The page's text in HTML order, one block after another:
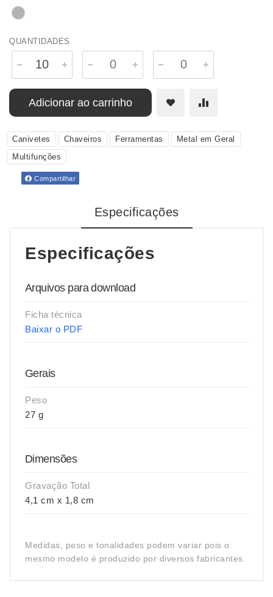
QUANTIDADES
Adicionar ao carrinho
Canivetes Chaveiros Ferramentas
Metal em Geral
Multifunções
Compartilhar
Especificações
Especificações
Arquivos para download
Ficha técnica
Baixar o PDF
Gerais
Peso
27 g
Dimensões
Gravação Total
4,1 cm x 1,8 cm
Medidas, peso e tonalidades podem variar pois o
mesmo modelo é produzido por diversos fabricantes.